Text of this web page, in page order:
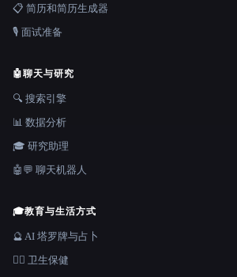
📋 简历和简历生成器
🎙️ 面试准备
🤖聊天与研究
🔍 搜索引擎
📊 数据分析
🎓 研究助理
🤖💬 聊天机器人
🎓教育与生活方式
🔮 AI 塔罗牌与占卜
👩‍⚕️ 卫生保健